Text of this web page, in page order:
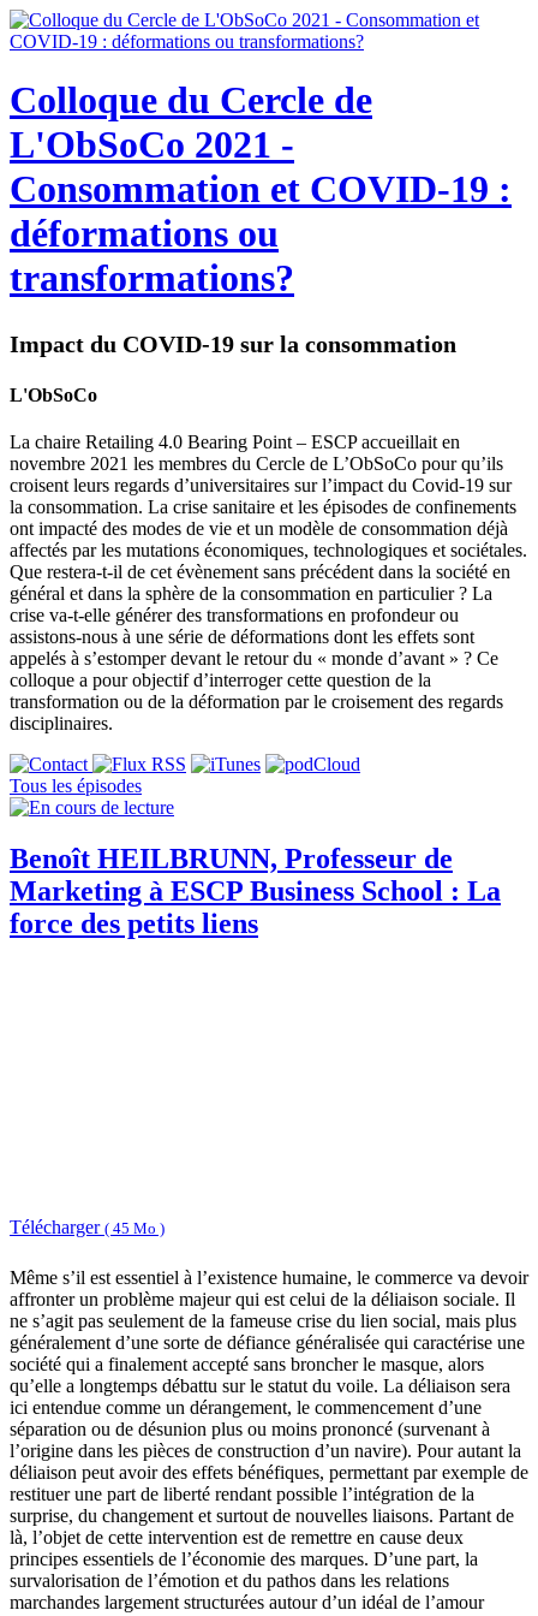
Colloque du Cercle de
L'ObSoCo 2021 -
Consommation et COVID-19 :
déformations ou
transformations?
Impact du COVID-19 sur la consommation
L'ObSoCo
La chaire Retailing 4.0 Bearing Point – ESCP accueillait en
novembre 2021 les membres du Cercle de L’ObSoCo pour qu’ils
croisent leurs regards d’universitaires sur l’impact du Covid-19 sur
la consommation. La crise sanitaire et les épisodes de confinements
ont impacté des modes de vie et un modèle de consommation déjà
affectés par les mutations économiques, technologiques et sociétales.
Que restera-t-il de cet évènement sans précédent dans la société en
général et dans la sphère de la consommation en particulier ? La
crise va-t-elle générer des transformations en profondeur ou
assistons-nous à une série de déformations dont les effets sont
appelés à s’estomper devant le retour du « monde d’avant » ? Ce
colloque a pour objectif d’interroger cette question de la
transformation ou de la déformation par le croisement des regards
disciplinaires.
Tous les épisodes
Benoît HEILBRUNN, Professeur de
Marketing à ESCP Business School : La
force des petits liens
Télécharger ( 45 Mo )
Même s’il est essentiel à l’existence humaine, le commerce va devoir
affronter un problème majeur qui est celui de la déliaison sociale. Il
ne s’agit pas seulement de la fameuse crise du lien social, mais plus
généralement d’une sorte de défiance généralisée qui caractérise une
société qui a finalement accepté sans broncher le masque, alors
qu’elle a longtemps débattu sur le statut du voile. La déliaison sera
ici entendue comme un dérangement, le commencement d’une
séparation ou de désunion plus ou moins prononcé (survenant à
l’origine dans les pièces de construction d’un navire). Pour autant la
déliaison peut avoir des effets bénéfiques, permettant par exemple de
restituer une part de liberté rendant possible l’intégration de la
surprise, du changement et surtout de nouvelles liaisons. Partant de
là, l’objet de cette intervention est de remettre en cause deux
principes essentiels de l’économie des marques. D’une part, la
survalorisation de l’émotion et du pathos dans les relations
marchandes largement structurées autour d’un idéal de l’amour